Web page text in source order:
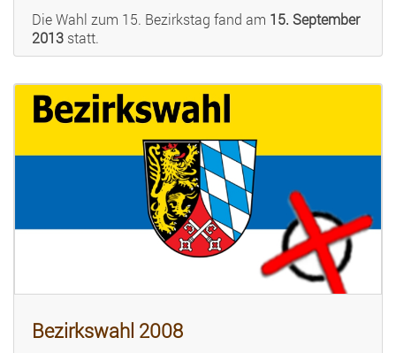
Die Wahl zum 15. Bezirkstag fand am 15. September
2013 statt.
Bezirkswahl 2008